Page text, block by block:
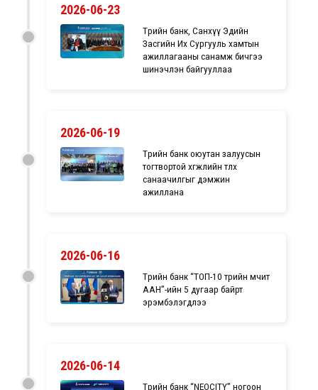
2026-06-23
Төрийн банк, Санхүү Эдийн
Засгийн Их Сургууль хамтын
ажиллагааны санамж бичгээ
шинэчлэн байгууллаа
2026-06-19
Төрийн банк оюутан залуусын
тогтвортой хөгжлийн төлөөх
санаачилгыг дэмжин
ажиллана
2026-06-16
Төрийн банк “ТОП-10 төрийн өмчит
ААН”-ийн 5 дугаар байрт
эрэмбэлэгдлээ
2026-06-14
Төрийн банк “NEOCITY” ногоон